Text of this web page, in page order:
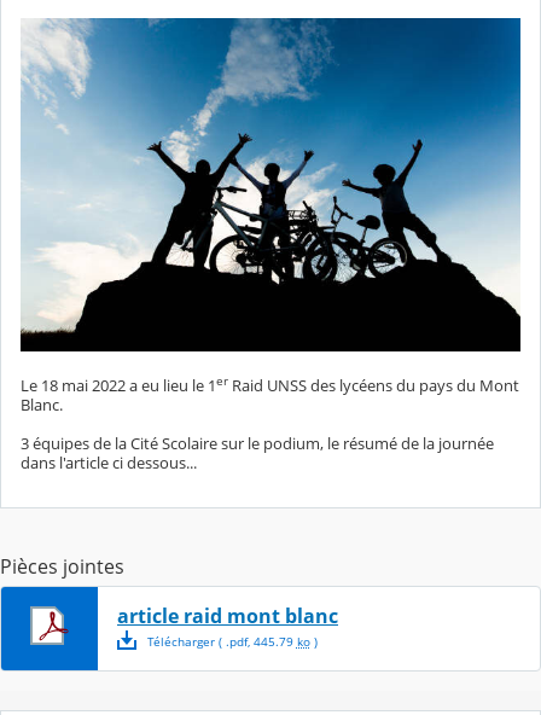
Le 18 mai 2022 a eu lieu le 1er Raid UNSS des lycéens du pays du Mont
Blanc.
3 équipes de la Cité Scolaire sur le podium, le résumé de la journée
dans l'article ci dessous...
Pièces jointes
article raid mont blanc
Télécharger( .pdf, 445.79 ko)